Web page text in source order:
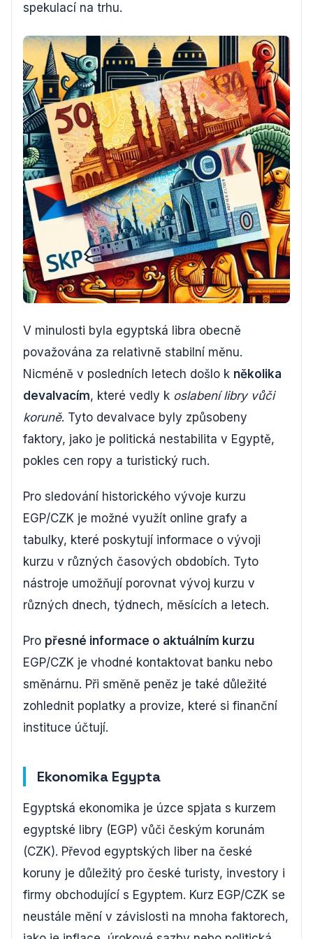
spekulací na trhu.
V minulosti byla egyptská libra obecně
považována za relativně stabilní měnu.
Nicméně v posledních letech došlo k několika
devalvacím, které vedly k oslabení libry vůči
koruně. Tyto devalvace byly způsobeny
faktory, jako je politická nestabilita v Egyptě,
pokles cen ropy a turistický ruch.
Pro sledování historického vývoje kurzu
EGP/CZK je možné využít online grafy a
tabulky, které poskytují informace o vývoji
kurzu v různých časových obdobích. Tyto
nástroje umožňují porovnat vývoj kurzu v
různých dnech, týdnech, měsících a letech.
Pro přesné informace o aktuálním kurzu
EGP/CZK je vhodné kontaktovat banku nebo
směnárnu. Při směně peněz je také důležité
zohlednit poplatky a provize, které si finanční
instituce účtují.
Ekonomika Egypta
Egyptská ekonomika je úzce spjata s kurzem
egyptské libry (EGP) vůči českým korunám
(CZK). Převod egyptských liber na české
koruny je důležitý pro české turisty, investory i
firmy obchodující s Egyptem. Kurz EGP/CZK se
neustále mění v závislosti na mnoha faktorech,